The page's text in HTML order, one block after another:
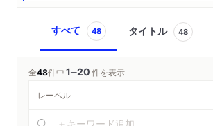
すべて 48 タイトル 48
全48件中1─20件を表示